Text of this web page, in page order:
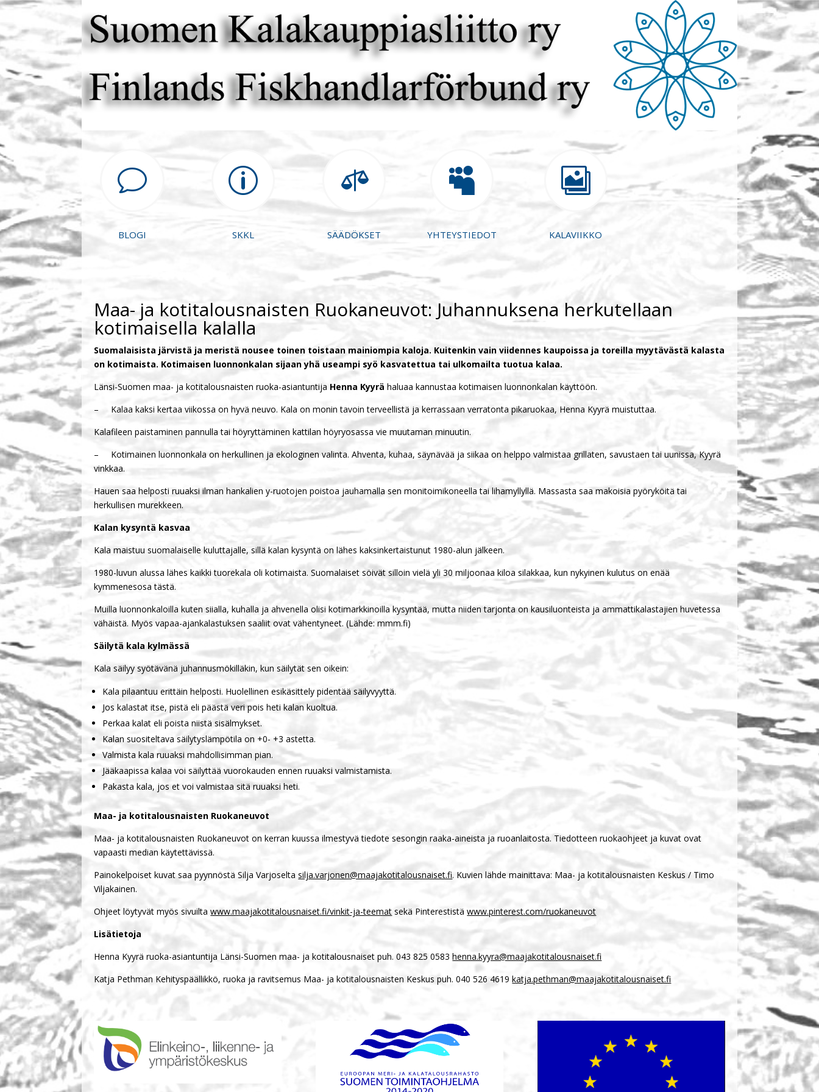
v
BLOGI
p
SKKL

SÄÄDÖKSET

YHTEYSTIEDOT

KALAVIIKKO
Maa- ja kotitalousnaisten Ruokaneuvot: Juhannuksena herkutellaan
kotimaisella kalalla
Suomalaisista järvistä ja meristä nousee toinen toistaan mainiompia kaloja. Kuitenkin vain viidennes kaupoissa ja toreilla myytävästä kalasta
on kotimaista. Kotimaisen luonnonkalan sijaan yhä useampi syö kasvatettua tai ulkomailta tuotua kalaa.
Länsi-Suomen maa- ja kotitalousnaisten ruoka-asiantuntija Henna Kyyrä haluaa kannustaa kotimaisen luonnonkalan käyttöön.
– Kalaa kaksi kertaa viikossa on hyvä neuvo. Kala on monin tavoin terveellistä ja kerrassaan verratonta pikaruokaa, Henna Kyyrä muistuttaa.
Kalafileen paistaminen pannulla tai höyryttäminen kattilan höyryosassa vie muutaman minuutin.
– Kotimainen luonnonkala on herkullinen ja ekologinen valinta. Ahventa, kuhaa, säynävää ja siikaa on helppo valmistaa grillaten, savustaen tai uunissa, Kyyrä
vinkkaa.
Hauen saa helposti ruuaksi ilman hankalien y-ruotojen poistoa jauhamalla sen monitoimikoneella tai lihamyllyllä. Massasta saa makoisia pyöryköitä tai
herkullisen murekkeen.
Kalan kysyntä kasvaa
Kala maistuu suomalaiselle kuluttajalle, sillä kalan kysyntä on lähes kaksinkertaistunut 1980-alun jälkeen.
1980-luvun alussa lähes kaikki tuorekala oli kotimaista. Suomalaiset söivät silloin vielä yli 30 miljoonaa kiloa silakkaa, kun nykyinen kulutus on enää
kymmenesosa tästä.
Muilla luonnonkaloilla kuten siialla, kuhalla ja ahvenella olisi kotimarkkinoilla kysyntää, mutta niiden tarjonta on kausiluonteista ja ammattikalastajien huvetessa
vähäistä. Myös vapaa-ajankalastuksen saaliit ovat vähentyneet. (Lähde: mmm.fi)
Säilytä kala kylmässä
Kala säilyy syötävänä juhannusmökilläkin, kun säilytät sen oikein:
Kala pilaantuu erittäin helposti. Huolellinen esikäsittely pidentää säilyvyyttä.
Jos kalastat itse, pistä eli päästä veri pois heti kalan kuoltua.
Perkaa kalat eli poista niistä sisälmykset.
Kalan suositeltava säilytyslämpötila on +0- +3 astetta.
Valmista kala ruuaksi mahdollisimman pian.
Jääkaapissa kalaa voi säilyttää vuorokauden ennen ruuaksi valmistamista.
Pakasta kala, jos et voi valmistaa sitä ruuaksi heti.
Maa- ja kotitalousnaisten Ruokaneuvot
Maa- ja kotitalousnaisten Ruokaneuvot on kerran kuussa ilmestyvä tiedote sesongin raaka-aineista ja ruoanlaitosta. Tiedotteen ruokaohjeet ja kuvat ovat
vapaasti median käytettävissä.
Painokelpoiset kuvat saa pyynnöstä Silja Varjoseltasilja.varjonen@maajakotitalousnaiset.fi. Kuvien lähde mainittava: Maa- ja kotitalousnaisten Keskus / Timo
Viljakainen.
Ohjeet löytyvät myös sivuiltawww.maajakotitalousnaiset.fi/vinkit-ja-teemat sekä Pinterestistäwww.pinterest.com/ruokaneuvot
Lisätietoja
Henna Kyyrä ruoka-asiantuntija Länsi-Suomen maa- ja kotitalousnaiset puh. 043 825 0583henna.kyyra@maajakotitalousnaiset.fi
Katja Pethman Kehityspäällikkö, ruoka ja ravitsemus Maa- ja kotitalousnaisten Keskus puh. 040 526 4619katja.pethman@maajakotitalousnaiset.fi